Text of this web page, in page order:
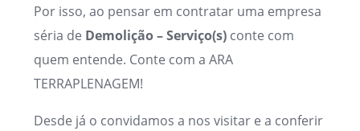
Por isso, ao pensar em contratar uma empresa
séria de Demolição – Serviço(s) conte com
quem entende. Conte com a ARA
TERRAPLENAGEM!
Desde já o convidamos a nos visitar e a conferir